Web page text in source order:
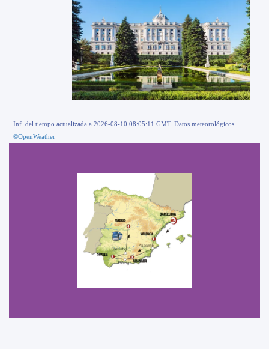
Inf. del tiempo actualizada a 2026-08-10 08:05:11 GMT. Datos meteorológicos
©OpenWeather